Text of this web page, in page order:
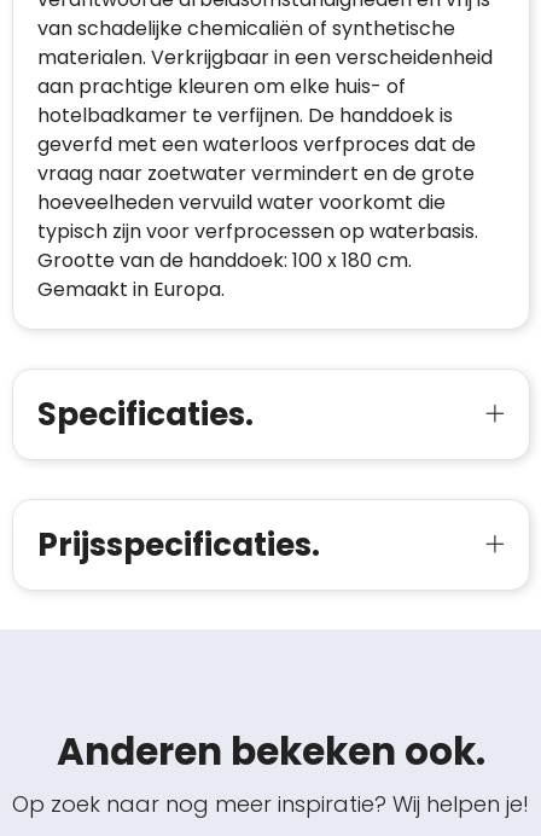
van schadelijke chemicaliën of synthetische
materialen. Verkrijgbaar in een verscheidenheid
aan prachtige kleuren om elke huis- of
hotelbadkamer te verfijnen. De handdoek is
geverfd met een waterloos verfproces dat de
vraag naar zoetwater vermindert en de grote
hoeveelheden vervuild water voorkomt die
typisch zijn voor verfprocessen op waterbasis.
Grootte van de handdoek: 100 x 180 cm.
Gemaakt in Europa.
Specificaties.
Prijsspecificaties.
Anderen bekeken ook.
Op zoek naar nog meer inspiratie? Wij helpen je!